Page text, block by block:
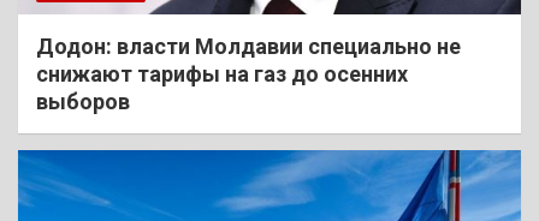
Додон: власти Молдавии специально не
снижают тарифы на газ до осенних
выборов